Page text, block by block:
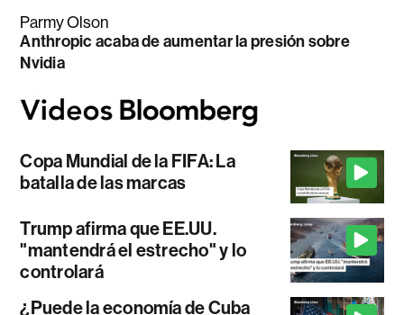
Parmy Olson
Anthropic acaba de aumentar la presión sobre
Nvidia
Copa Mundial de la FIFA: La
batalla de las marcas
Trump afirma que EE.UU.
"mantendrá el estrecho" y lo
controlará
¿Puede la economía de Cuba